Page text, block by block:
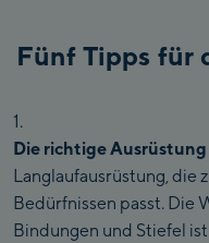
Fünf Tipps für
Die richtige Ausrüstung
Langlaufausrüstung, die
Bedürfnissen passt. Die
Bindungen und Stiefel